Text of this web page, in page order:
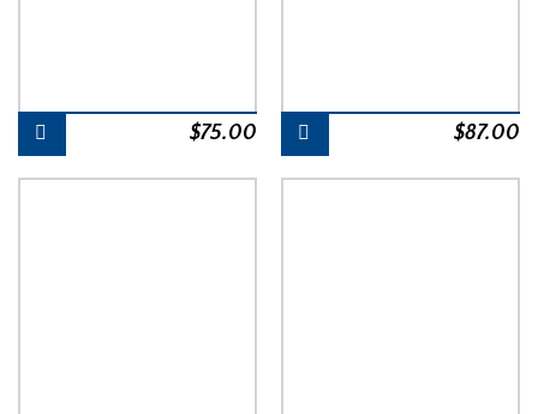
$75.00 $87.00